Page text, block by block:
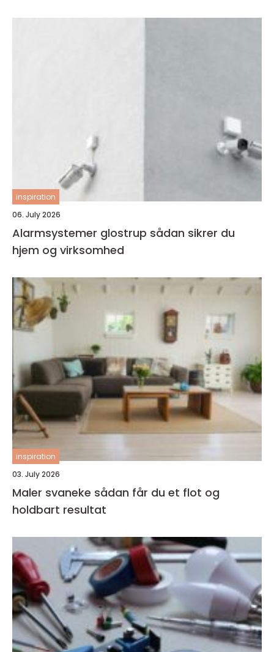
inspiration
06. July 2026
Alarmsystemer glostrup sådan sikrer du
hjem og virksomhed
inspiration
03. July 2026
Maler svaneke sådan får du et flot og
holdbart resultat